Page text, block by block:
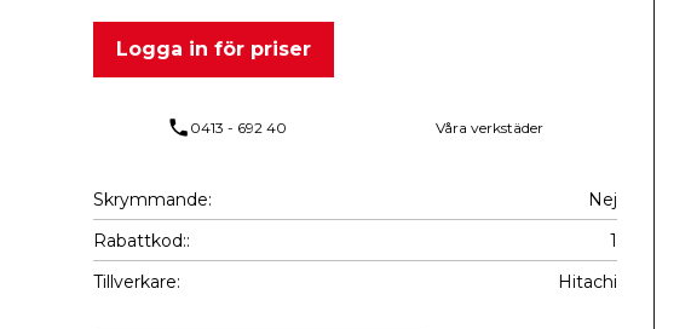
Logga in för priser
phone 0413 - 692 40 Våra verkstäder
Skrymmande
Nej
Rabattkod:
1
Tillverkare
Hitachi